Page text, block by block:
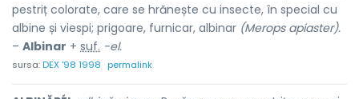
pestriț colorate, care se hrănește cu insecte, în special cu
albine și viespi; prigoare, furnicar, albinar (Merops apiaster).
– Albinar + suf. -el.
sursa:DEX '98 1998 permalink